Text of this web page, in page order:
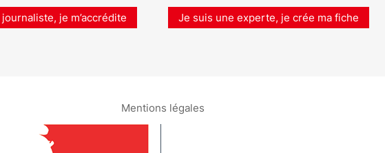
je m’accrédite Je suis une experte, je crée ma fiche
Mentions légales